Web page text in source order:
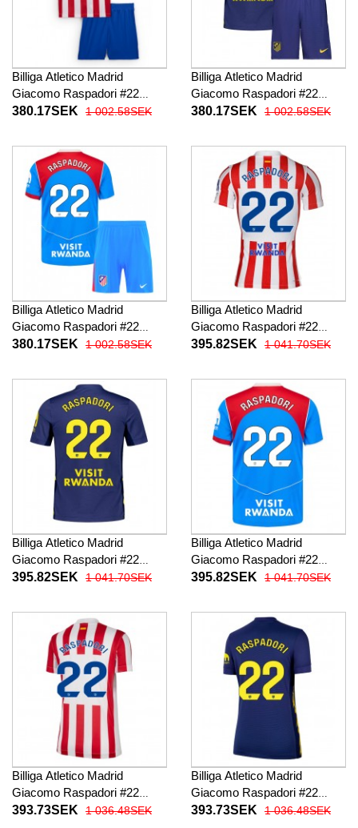
Billiga Atletico Madrid
Giacomo Raspadori #22
Barnkläder Hemma
26 Kortärmad (+ Korta byxor)
380.17SEK 1 002.58SEK
Billiga Atletico Madrid
Giacomo Raspadori #22
Barnkläder Borta
26 Kortärmad (+ Korta byxor)
380.17SEK 1 002.58SEK
Billiga Atletico Madrid
Giacomo Raspadori #22
Barnkläder Tredje
26 Kortärmad (+ Korta byxor)
380.17SEK 1 002.58SEK
Billiga Atletico Madrid
Giacomo Raspadori #22
Hemma fotbollskläder 2025-
395.82SEK 1 041.70SEK
Billiga Atletico Madrid
Giacomo Raspadori #22
Borta fotbollskläder 2025-26
395.82SEK 1 041.70SEK
Billiga Atletico Madrid
Giacomo Raspadori #22
Tredje fotbollskläder 2025-26
395.82SEK 1 041.70SEK
Billiga Atletico Madrid
Giacomo Raspadori #22
Hemma fotbollskläder Dam
393.73SEK 1 036.48SEK
Billiga Atletico Madrid
Giacomo Raspadori #22
Borta fotbollskläder Dam
393.73SEK 1 036.48SEK